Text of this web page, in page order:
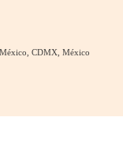
CDMX, México